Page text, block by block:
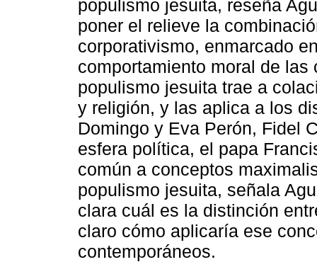
populismo jesuita, reseña
poner el relieve la
corporativismo, enmarcado
comportamiento moral de
populismo jesuita trae a
y religión, y las aplica a los
Domingo y Eva Perón, Fidel
esfera política, el papa
común a conceptos
populismo jesuita, señala
clara cuál es la distinción
claro cómo aplicaría ese
contemporáneos.